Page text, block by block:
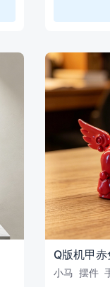
Q版机甲赤
小马 摆件